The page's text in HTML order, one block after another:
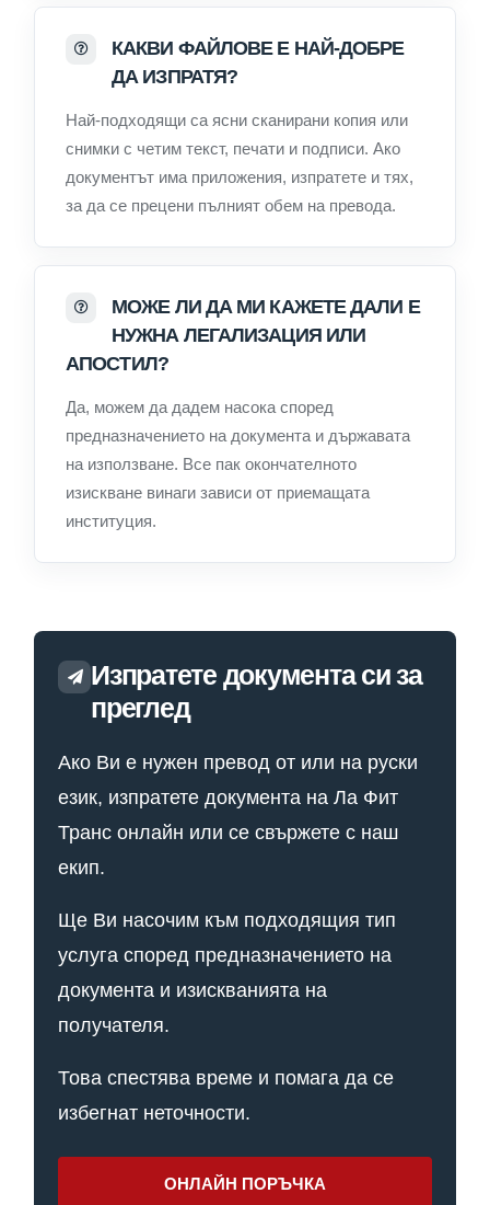
КАКВИ ФАЙЛОВЕ Е НАЙ-ДОБРЕ
ДА ИЗПРАТЯ?
Най-подходящи са ясни сканирани копия или
снимки с четим текст, печати и подписи. Ако
документът има приложения, изпратете и тях,
за да се прецени пълният обем на превода.
МОЖЕ ЛИ ДА МИ КАЖЕТЕ ДАЛИ Е
НУЖНА ЛЕГАЛИЗАЦИЯ ИЛИ
АПОСТИЛ?
Да, можем да дадем насока според
предназначението на документа и държавата
на използване. Все пак окончателното
изискване винаги зависи от приемащата
институция.
Изпратете документа си за
преглед
Ако Ви е нужен превод от или на руски
език, изпратете документа на Ла Фит
Транс онлайн или се свържете с наш
екип.
Ще Ви насочим към подходящия тип
услуга според предназначението на
документа и изискванията на
получателя.
Това спестява време и помага да се
избегнат неточности.
ОНЛАЙН ПОРЪЧКА